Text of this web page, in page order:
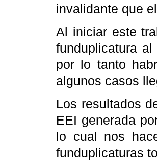
invalidante que
Al iniciar este
funduplicatura
por lo tanto
algunos casos
Los resultados
EEI generada
lo cual nos
funduplicaturas